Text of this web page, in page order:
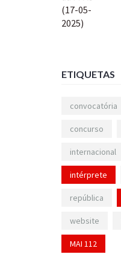
ETIQUETAS
convocatória
concurso
internacional
intérprete
república
website
MAI 112